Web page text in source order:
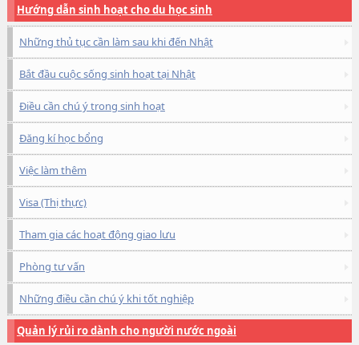
Hướng dẫn sinh hoạt cho du học sinh
Những thủ tục cần làm sau khi đến Nhật
Bắt đầu cuộc sống sinh hoạt tại Nhật
Điều cần chú ý trong sinh hoạt
Đăng kí học bổng
Việc làm thêm
Visa (Thị thực)
Tham gia các hoạt động giao lưu
Phòng tư vấn
Những điều cần chú ý khi tốt nghiệp
Quản lý rủi ro dành cho người nước ngoài